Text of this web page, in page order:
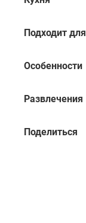
Подходит для
Особенности
Развлечения
Поделиться